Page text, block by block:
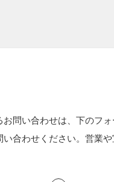
問い合わせは、下のフ
合わせください。営業